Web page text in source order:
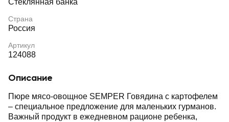
Стеклянная банка
Страна
Россия
Артикул
124088
Описание
Пюре мясо-овощное SEMPER Говядина с картофелем
– специальное предложение для маленьких гурманов.
Важный продукт в ежедневном рационе ребенка,